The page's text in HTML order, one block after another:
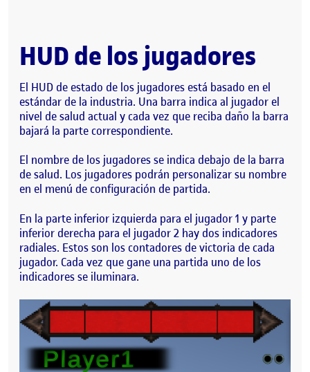
HUD de los jugadores
El HUD de estado de los jugadores está basado en el
estándar de la industria. Una barra indica al jugador el
nivel de salud actual y cada vez que reciba daño la barra
bajará la parte correspondiente.
El nombre de los jugadores se indica debajo de la barra
de salud. Los jugadores podrán personalizar su nombre
en el menú de configuración de partida.
En la parte inferior izquierda para el jugador 1 y parte
inferior derecha para el jugador 2 hay dos indicadores
radiales. Estos son los contadores de victoria de cada
jugador. Cada vez que gane una partida uno de los
indicadores se iluminara.